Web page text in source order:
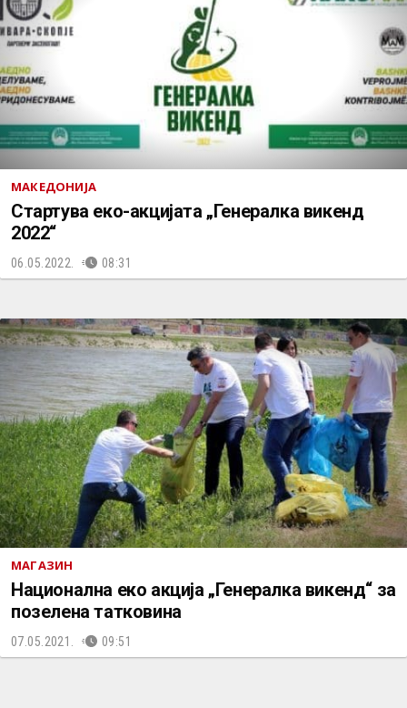
МАКЕДОНИЈА
Стартува еко-акцијата „Генералка викенд
2022“
06.05.2022. 08:31
МАГАЗИН
Национална еко акција „Генералка викенд“ за
позелена татковина
07.05.2021. 09:51